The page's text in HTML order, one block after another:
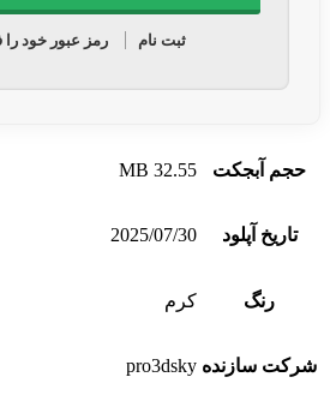
ثبت نام رمز عبور خود
حجم آبجکت 32.55 MB
تاریخ آپلود 2025/07/30
رنگ کرم
شرکت سازنده pro3dsky